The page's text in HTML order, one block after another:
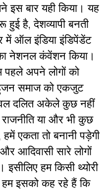
इस बार यही किया। यह
हुई है, देशव्यापी बनती
में ऑल इंडिया इंडिपेंडेंट
नेशनल कंवेंशन किया।
पहले अपने लोगों को
समाज को एकजुट
दलित अकेले कुछ नहीं
या और भी कुछ
एकता तो बनानी पड़ेगी
आदिवासी सारे लोगों
हम किसी थ्योरी
इसको कह रहे हैं कि